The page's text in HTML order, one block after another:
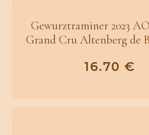
Gewurztraminer 2023
Grand Cru Altenberg de
16.70 €